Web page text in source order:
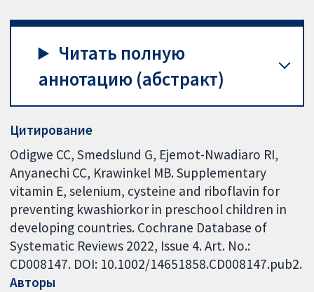
Читать полную
аннотацию (абстракт)
Цитирование
Odigwe CC, Smedslund G, Ejemot-Nwadiaro RI,
Anyanechi CC, Krawinkel MB. Supplementary
vitamin E, selenium, cysteine and riboflavin for
preventing kwashiorkor in preschool children in
developing countries. Cochrane Database of
Systematic Reviews 2022, Issue 4. Art. No.:
CD008147. DOI: 10.1002/14651858.CD008147.pub2.
Авторы